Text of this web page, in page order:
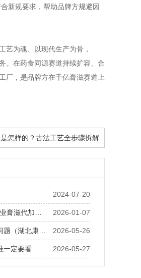
新规要求，帮助品牌方规避因
艺为魂、以现代生产为骨，
。在药食同源赛道持续扩容、合
厂，是品牌方在千亿膏滋赛道上
怎样的？古法工艺全步骤拆解
2024-07-20
2026-01-07
2026-05-26
2026-05-27
一定要看